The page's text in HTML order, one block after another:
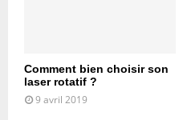
Comment bien choisir son
laser rotatif ?
9 avril 2019